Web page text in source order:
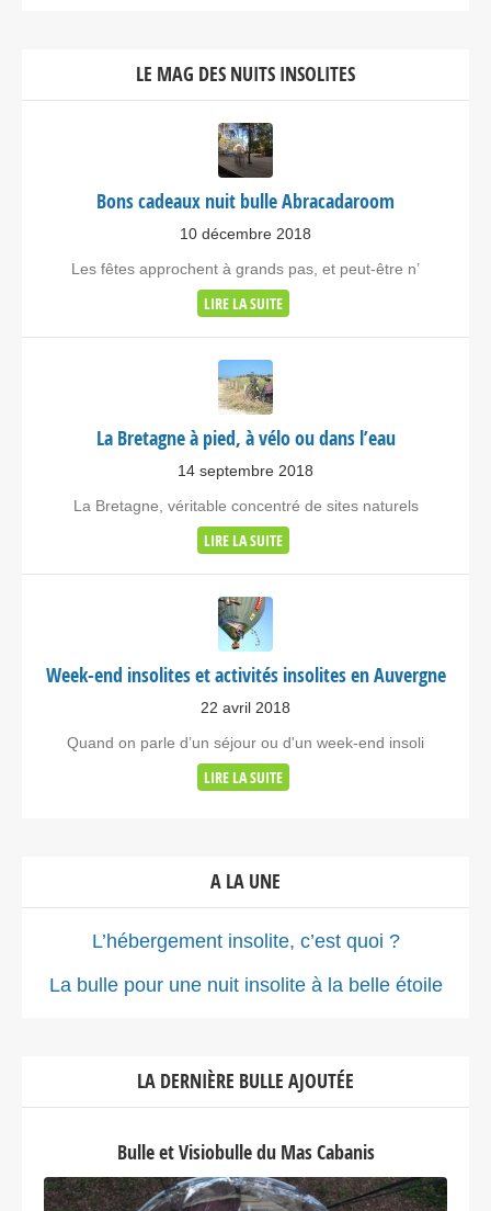
LE MAG DES NUITS INSOLITES
Bons cadeaux nuit bulle Abracadaroom
10 décembre 2018
Les fêtes approchent à grands pas, et peut-être n’
LIRE LA SUITE
La Bretagne à pied, à vélo ou dans l’eau
14 septembre 2018
La Bretagne, véritable concentré de sites naturels
LIRE LA SUITE
Week-end insolites et activités insolites en Auvergne
22 avril 2018
Quand on parle d’un séjour ou d'un week-end insoli
LIRE LA SUITE
A LA UNE
L’hébergement insolite, c’est quoi ?
La bulle pour une nuit insolite à la belle étoile
LA DERNIÈRE BULLE AJOUTÉE
Bulle et Visiobulle du Mas Cabanis